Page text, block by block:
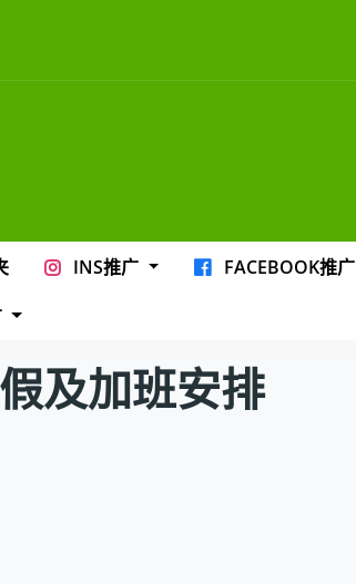
INS推广 FACEBOOK推广
及加班安排